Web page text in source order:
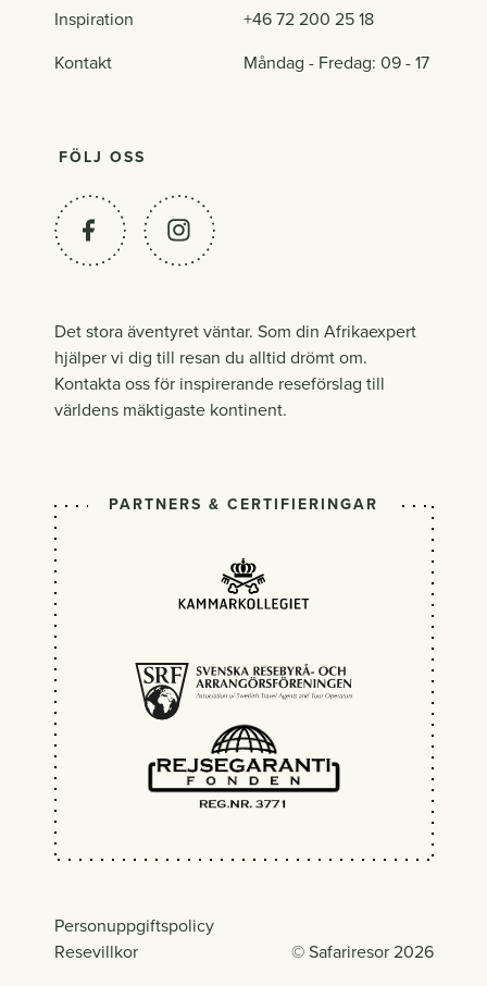
Inspiration
Kontakt
+46 72 200 25 18
Måndag - Fredag: 09 - 17
FÖLJ OSS
Det stora äventyret väntar. Som din Afrikaexpert
hjälper vi dig till resan du alltid drömt om.
Kontakta oss för inspirerande reseförslag till
världens mäktigaste kontinent.
PARTNERS & CERTIFIERINGAR
Personuppgiftspolicy
Resevillkor
© Safariresor 2026